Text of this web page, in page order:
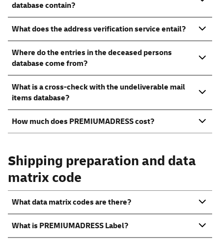
database contain?
What does the address verification service entail?
Where do the entries in the deceased persons
database come from?
What is a cross-check with the undeliverable mail
items database?
How much does PREMIUMADRESS cost?
Shipping preparation and data
matrix code
What data matrix codes are there?
What is PREMIUMADRESS Label?